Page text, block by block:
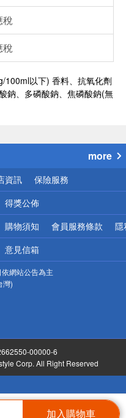
加入購物車
稅
稅
100ml以下) 香料、抗氧化劑
鈉、多磷酸鈉、焦磷酸鈉(無
more
資訊 保險服務
得獎公佈
購物須知 會員服務條款 隱
意見信箱
網站公告為主
灣)
00000-6
Corp. All Right Reserved